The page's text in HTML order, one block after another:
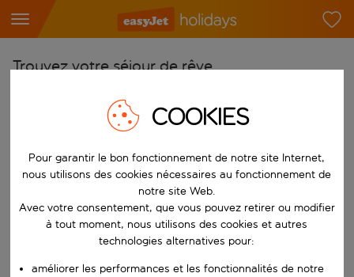
Trouvez votre séjour de rêve
Choisissez votre aéroport
Commencez à taper pour la saisie automatique. Lorsque les
Choisissez votre destination
Vers
Choisissez vos dates
Quand
Qui
COOKIES
Pour garantir le bon fonctionnement de notre site Internet,
nous utilisons des cookies nécessaires au fonctionnement de
notre site Web.
Avec votre consentement, que vous pouvez retirer ou modifier
à tout moment, nous utilisons des cookies et autres
technologies alternatives pour:
améliorer les performances et les fonctionnalités de notre